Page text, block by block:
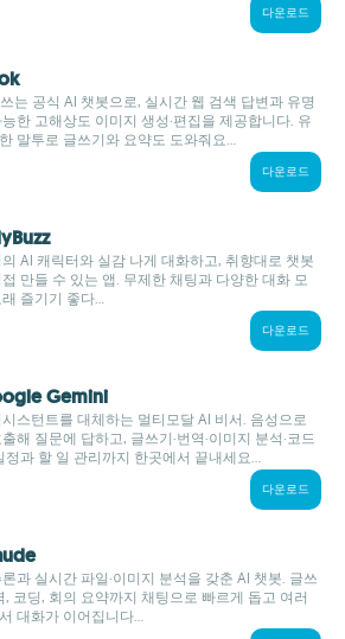
다운로드
는 공식 AI 챗봇으로, 실시간 웹 검색 답변과 유명
한 고해상도 이미지 생성·편집을 제공합니다. 유
말투로 글쓰기와 요약도 도와줘요...
다운로드
AI 캐릭터와 실감 나게 대화하고, 취향대로 챗봇
만들 수 있는 앱. 무제한 채팅과 다양한 대화 모
즐기기 좋다...
다운로드
Gemini
스턴트를 대체하는 멀티모달 AI 비서. 음성으로
해 질문에 답하고, 글쓰기·번역·이미지 분석·코드
정과 할 일 관리까지 한곳에서 끝내세요...
다운로드
과 실시간 파일·이미지 분석을 갖춘 AI 챗봇. 글쓰
, 코딩, 회의 요약까지 채팅으로 빠르게 돕고 여러
대화가 이어집니다...